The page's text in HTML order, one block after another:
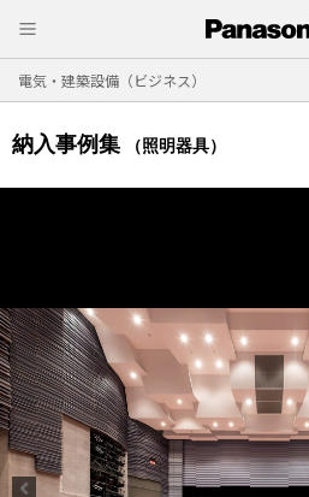
電気・建築設備（ビジネス）
納入事例集 （照明器具）